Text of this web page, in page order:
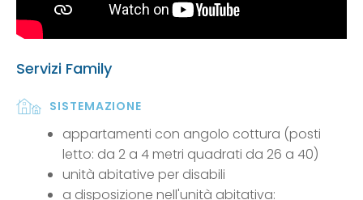
Servizi Family
SISTEMAZIONE
appartamenti con angolo cottura (posti
letto: da 2 a 4 metri quadrati da 26 a 40)
unità abitative per disabili
a disposizione nell'unità abitativa: